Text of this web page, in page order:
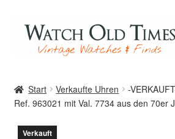
Zur
Navigation
springen
Zum
Inhalt
springen
Uhren
Start Verkaufte Uhren
-
Ref. 963021 mit Val. 7734 aus den 70er
Verkauft